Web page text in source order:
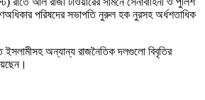
পরিষদের সভাপতি নুরুল হক নুরসহ অর্ধশতাধিক
ইসলামীসহ অন্যান্য রাজনৈতিক দলগুলো বিবৃতির